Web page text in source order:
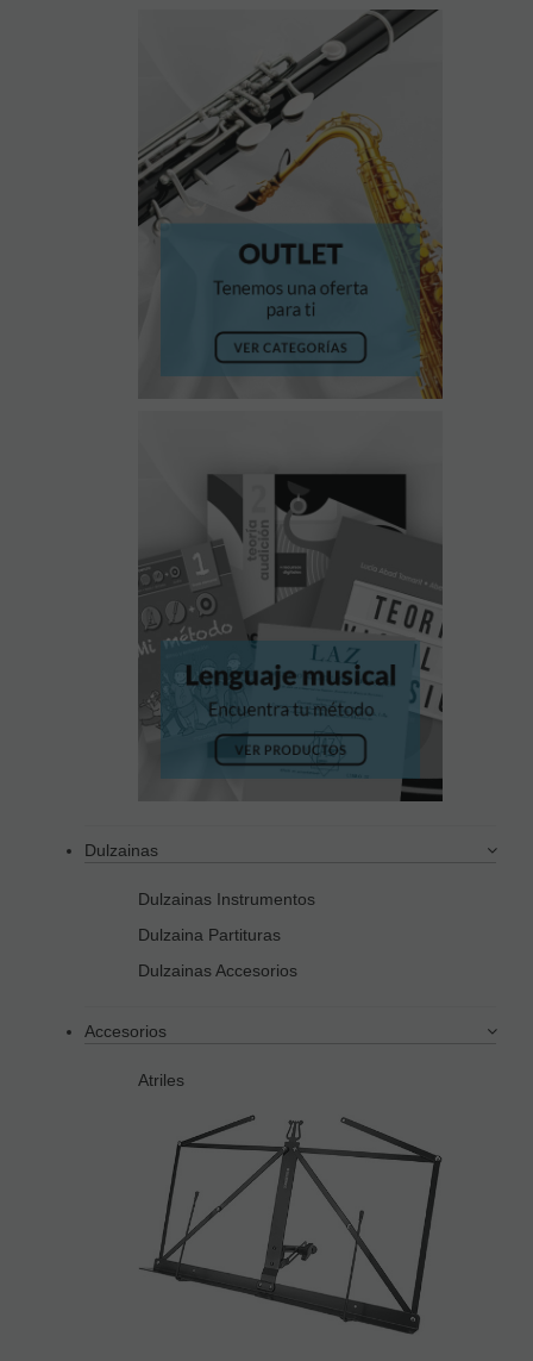
Dulzainas
Dulzainas Instrumentos
Dulzaina Partituras
Dulzainas Accesorios
Accesorios
Atriles